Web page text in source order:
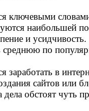
ключевыми
наибольшей
и
среднюю по
в
сайтов или
дела обстоят чуть